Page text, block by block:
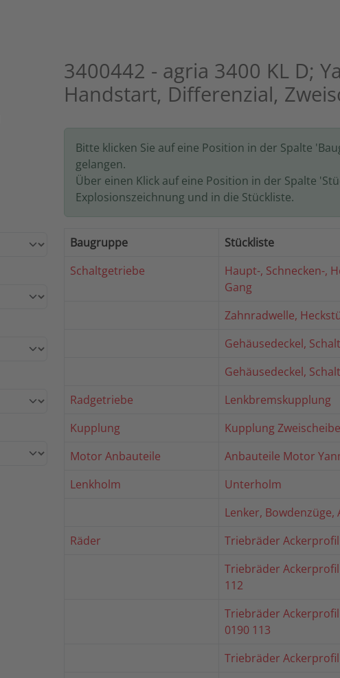
3400442 - agria 3400 KL D;
Handstart, Differenzial,
Bitte klicken Sie auf eine Position in der Spalte
gelangen.
Über einen Klick auf eine Position in der Spalte
Explosionszeichnung und in die Stückliste.
Baugruppe Stückliste
Schaltgetriebe
Haupt-, Schnecken-,
Gang
Zahnradwelle,
Gehäusedeckel,
Gehäusedeckel,
Radgetriebe
Lenkbremskupplung
Kupplung
Kupplung
Motor Anbauteile
Anbauteile Motor
Lenkholm
Unterholm
Lenker, Bowdenzüge,
Räder
Triebräder Ackerprofil
Triebräder Ackerprofil
112
Triebräder Ackerprofil
0190 113
Triebräder Ackerprofil